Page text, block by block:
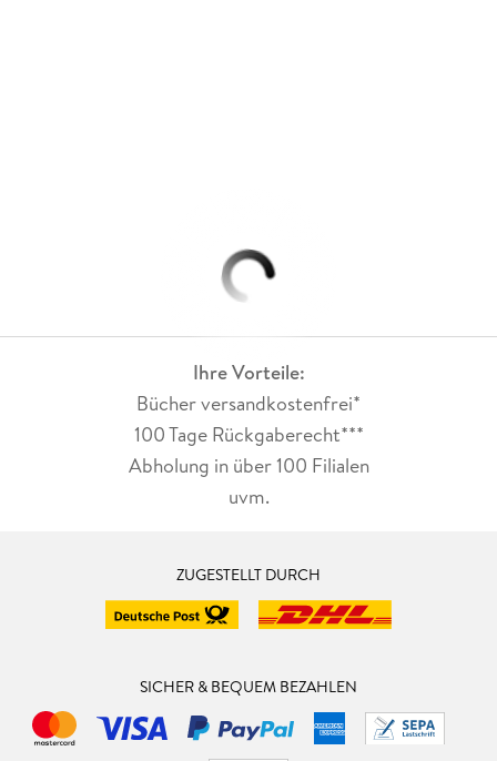
Ihre Vorteile:
Bücher versandkostenfrei*
100 Tage Rückgaberecht***
Abholung in über 100 Filialen
uvm.
ZUGESTELLT DURCH
SICHER & BEQUEM BEZAHLEN